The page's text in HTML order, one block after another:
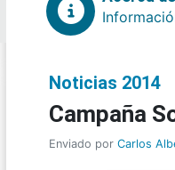
Noticias 2014
Campaña
Enviado por Carlos